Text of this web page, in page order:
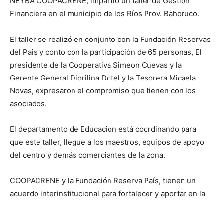
Financiera en el municipio de los Ríos Prov. Bahoruco.
El taller se realizó en conjunto con la Fundación Reservas
del Pais y conto con la participación de 65 personas, El
presidente de la Cooperativa Simeon Cuevas y la
Gerente General Diorilina Dotel y la Tesorera Micaela
Novas, expresaron el compromiso que tienen con los
asociados.
El departamento de Educación está coordinando para
que este taller, llegue a los maestros, equipos de apoyo
del centro y demás comerciantes de la zona.
COOPACRENE y la Fundación Reserva País, tienen un
acuerdo interinstitucional para fortalecer y aportar en la